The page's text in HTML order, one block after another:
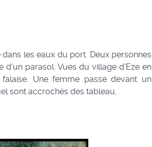
les eaux du port. Deux personnes
parasol. Vues du village d'Eze en
Une femme passe devant un
sont accrochés des tableau.